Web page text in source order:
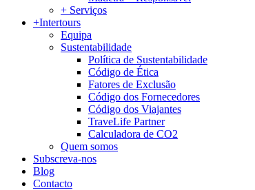
+ Serviços
+Intertours
Equipa
Sustentabilidade
Política de Sustentabilidade
Código de Ética
Fatores de Exclusão
Código dos Fornecedores
Código dos Viajantes
TraveLife Partner
Calculadora de CO2
Quem somos
Subscreva-nos
Blog
Contacto